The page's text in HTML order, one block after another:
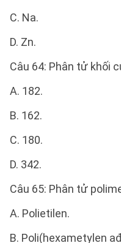
C. Na.
D. Zn.
Câu 64: Phân tử khối
A. 182.
B. 162.
C. 180.
D. 342.
Câu 65: Phân tử
A. Polietilen.
B. Poli(hexametylen